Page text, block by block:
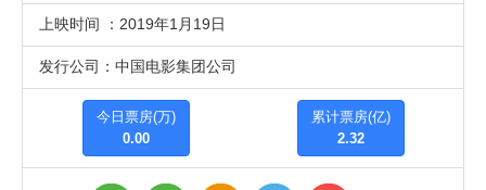
上映时间 ：2019年1月19日
发行公司：中国电影集团公司
今日票房(万)
0.00
累计票房(亿)
2.32